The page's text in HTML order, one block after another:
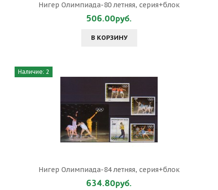
Нигер Олимпиада-80 летняя, серия+блок
506.00руб.
В КОРЗИНУ
Наличие: 2
Нигер Олимпиада-84 летняя, серия+блок
634.80руб.